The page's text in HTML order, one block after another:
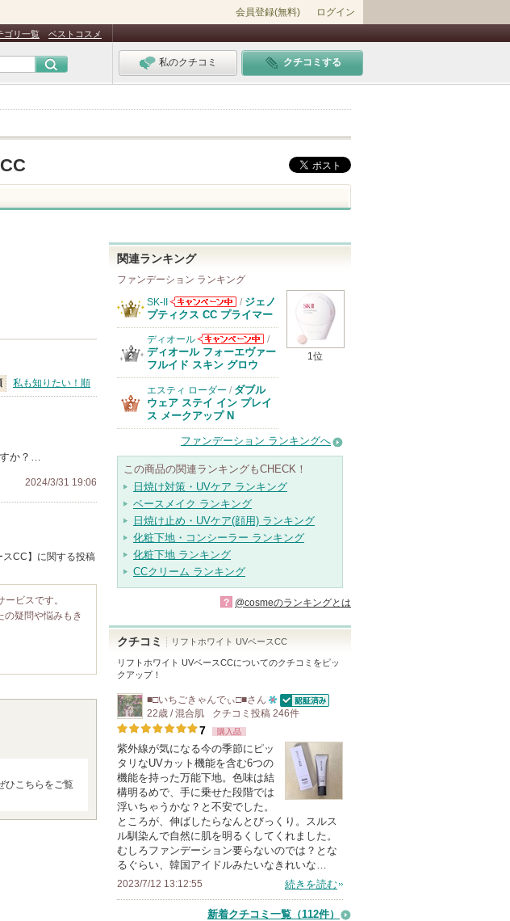
会員登録(無料) ログイン
ゴリ一覧 ベストコスメ
私のクチコミ クチコミする
私も知りたい！順
すか？…
2024/3/31 19:06
スCC】に関する投稿
ビスです。
の疑問や悩みもき
ひこちらをご覧
関連ランキング
ファンデーション ランキング
1位
SK-II
SK-IIからのお
知らせがありま
す
/ ジェノ
プティクス CC プライマー
ディオール
ディオールから
のお知らせがあ
/
ディオール フォーエヴァー
フルイド スキン グロウ
エスティ ローダー / ダブル
ウェア ステイ イン プレイ
ス メークアップ N
ファンデーション ランキングへ
この商品の関連ランキングもCHECK！
日焼け対策・UVケア ランキング
ベースメイク ランキング
日焼け止め・UVケア(顔用) ランキング
化粧下地・コンシーラー ランキング
化粧下地 ランキング
CCクリーム ランキング
? @cosmeのランキングとは
クチコミ リフトホワイト UVベースCC
リフトホワイト UVベースCCについてのクチコミをピッ
クアップ！
■□いちごきゃんでぃ□■さん
10
以
上
の
ン
バ
ー
認証済
22歳 / 混合肌 クチコミ投稿 246件
7 購入品
紫外線が気になる今の季節にピッ
タリなUVカット機能を含む6つの
機能を持った万能下地。色味は結
構明るめで、手に乗せた段階では
浮いちゃうかな？と不安でした。
ところが、伸ばしたらなんとびっくり。スルス
ル馴染んで自然に肌を明るくしてくれました。
むしろファンデーション要らないのでは？とな
るぐらい、韓国アイドルみたいなきれいな…
2023/7/12 13:12:55 続きを読む
新着クチコミ一覧 （112件）